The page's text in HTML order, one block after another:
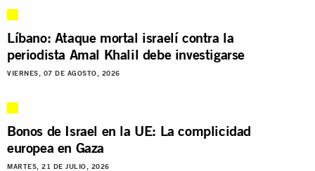
Líbano: Ataque mortal israelí contra la
periodista Amal Khalil debe investigarse
VIERNES, 07 DE AGOSTO, 2026
Bonos de Israel en la UE: La complicidad
europea en Gaza
MARTES, 21 DE JULIO, 2026